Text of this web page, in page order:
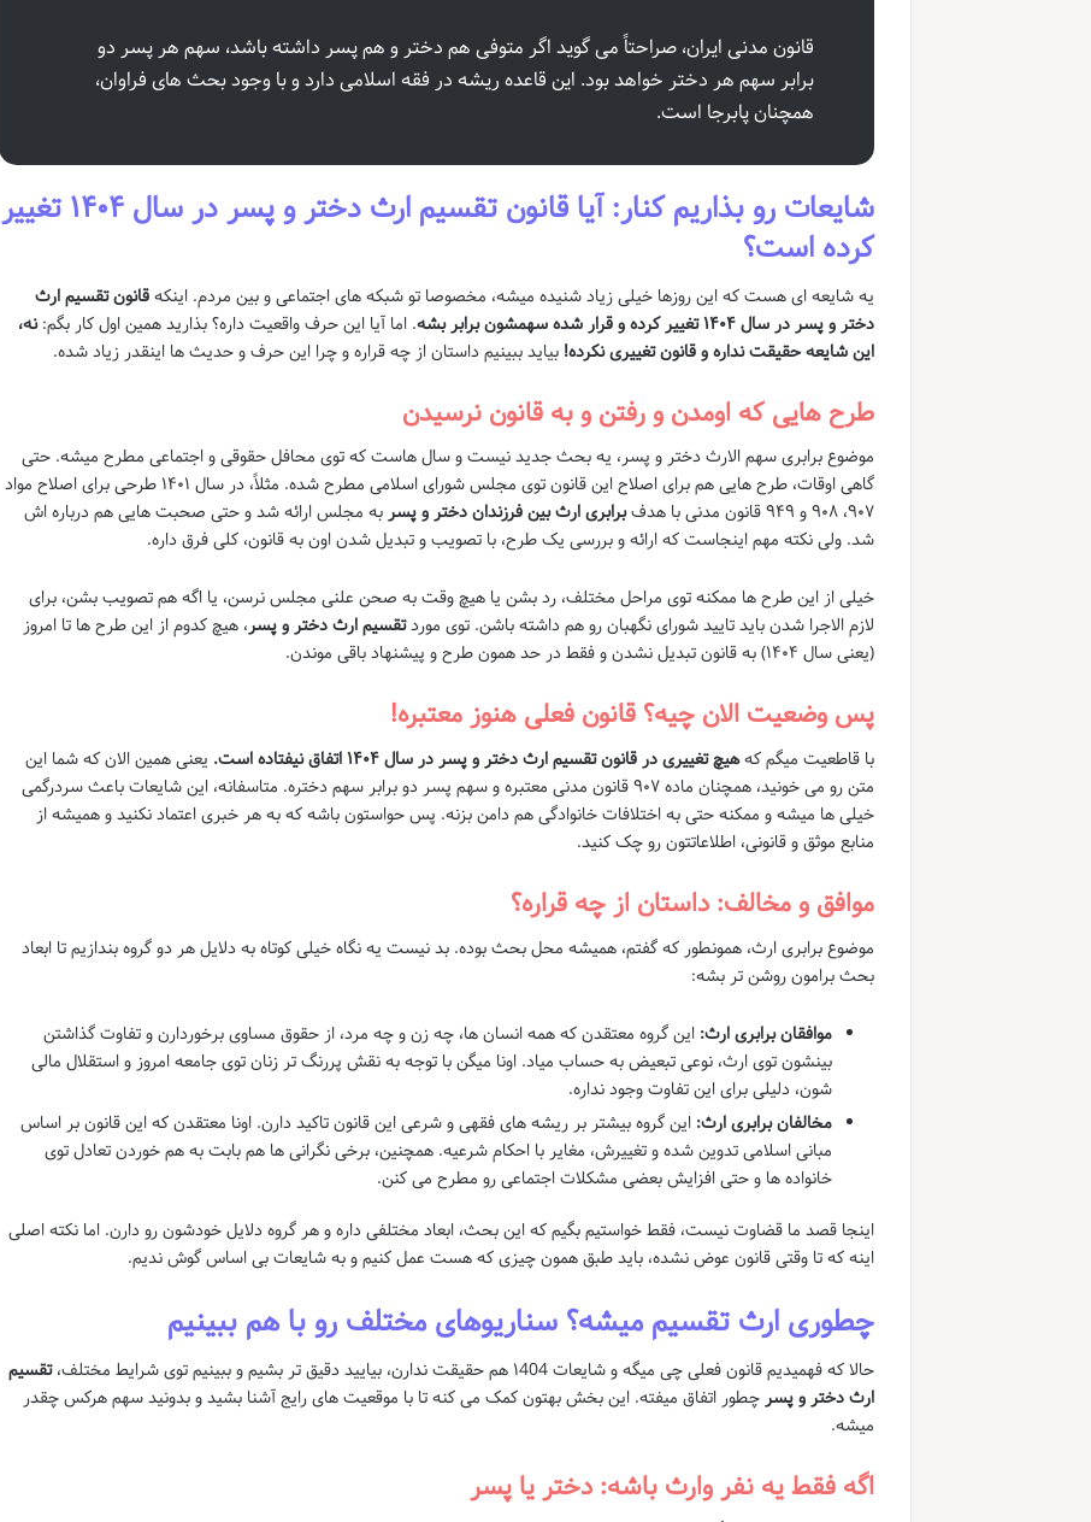
قانون مدنی ایران، صراحتاً می گوید اگر متوفی هم دختر و هم پسر داشته باشد، سهم هر پسر دو
برابر سهم هر دختر خواهد بود. این قاعده ریشه در فقه اسلامی دارد و با وجود بحث های فراوان،
همچنان پابرجا است.
شایعات رو بذاریم کنار: آیا قانون تقسیم ارث دختر و پسر در سال ۱۴۰۴ تغییر
کرده است؟
یه شایعه ای هست که این روزها خیلی زیاد شنیده میشه، مخصوصا تو شبکه های اجتماعی و بین مردم. اینکهقانون تقسیم ارث
دختر و پسر در سال ۱۴۰۴ تغییر کرده و قرار شده سهمشون برابر بشه
. اما آیا این حرف واقعیت داره؟ بذارید همین اول کار بگم:نه،
این شایعه حقیقت نداره و قانون تغییری نکرده! بیاید ببینیم داستان از چه قراره و چرا این حرف و حدیث ها اینقدر زیاد شده.
طرح هایی که اومدن و رفتن و به قانون نرسیدن
موضوع برابری سهم الارث دختر و پسر، یه بحث جدید نیست و سال هاست که توی محافل حقوقی و اجتماعی مطرح میشه. حتی
گاهی اوقات، طرح هایی هم برای اصلاح این قانون توی مجلس شورای اسلامی مطرح شده. مثلاً، در سال ۱۴۰۱ طرحی برای اصلاح مواد
۹۰۷، ۹۰۸ و ۹۴۹ قانون مدنی با هدف
برابری ارث بین فرزندان دختر و پسر به مجلس ارائه شد و حتی صحبت هایی هم درباره اش
شد. ولی نکته مهم اینجاست که ارائه و بررسی یک طرح، با تصویب و تبدیل شدن اون به قانون، کلی فرق داره.
خیلی از این طرح ها ممکنه توی مراحل مختلف، رد بشن یا هیچ وقت به صحن علنی مجلس نرسن، یا اگه هم تصویب بشن، برای
لازم الاجرا شدن باید تایید شورای نگهبان رو هم داشته باشن. توی موردتقسیم ارث دختر و پسر، هیچ کدوم از این طرح ها تا امروز
(یعنی سال ۱۴۰۴) به قانون تبدیل نشدن و فقط در حد همون طرح و پیشنهاد باقی موندن.
پس وضعیت الان چیه؟ قانون فعلی هنوز معتبره!
با قاطعیت میگم کههیچ تغییری در قانون تقسیم ارث دختر و پسر در سال ۱۴۰۴ اتفاق نیفتاده است.
یعنی همین الان که شما این
متن رو می خونید، همچنان ماده ۹۰۷ قانون مدنی معتبره و سهم پسر دو برابر سهم دختره. متاسفانه، این شایعات باعث سردرگمی
خیلی ها میشه و ممکنه حتی به اختلافات خانوادگی هم دامن بزنه. پس حواستون باشه که به هر خبری اعتماد نکنید و همیشه از
منابع موثق و قانونی، اطلاعاتتون رو چک کنید.
موافق و مخالف: داستان از چه قراره؟
موضوع برابری ارث، همونطور که گفتم، همیشه محل بحث بوده. بد نیست یه نگاه خیلی کوتاه به دلایل هر دو گروه بندازیم تا ابعاد
بحث برامون روشن تر بشه:
موافقان برابری ارث: این گروه معتقدن که همه انسان ها، چه زن و چه مرد، از حقوق مساوی برخوردارن و تفاوت گذاشتن
بینشون توی ارث، نوعی تبعیض به حساب میاد. اونا میگن با توجه به نقش پررنگ تر زنان توی جامعه امروز و استقلال مالی
شون، دلیلی برای این تفاوت وجود نداره.
مخالفان برابری ارث: این گروه بیشتر بر ریشه های فقهی و شرعی این قانون تاکید دارن. اونا معتقدن که این قانون بر اساس
مبانی اسلامی تدوین شده و تغییرش، مغایر با احکام شرعیه. همچنین، برخی نگرانی ها هم بابت به هم خوردن تعادل توی
خانواده ها و حتی افزایش بعضی مشکلات اجتماعی رو مطرح می کنن.
اینجا قصد ما قضاوت نیست، فقط خواستیم بگیم که این بحث، ابعاد مختلفی داره و هر گروه دلایل خودشون رو دارن. اما نکته اصلی
اینه که تا وقتی قانون عوض نشده، باید طبق همون چیزی که هست عمل کنیم و به شایعات بی اساس گوش ندیم.
چطوری ارث تقسیم میشه؟ سناریوهای مختلف رو با هم ببینیم
حالا که فهمیدیم قانون فعلی چی میگه و شایعات ۱404 هم حقیقت ندارن، بیایید دقیق تر بشیم و ببینیم توی شرایط مختلف،
تقسیم
ارث دختر و پسر چطور اتفاق میفته. این بخش بهتون کمک می کنه تا با موقعیت های رایج آشنا بشید و بدونید سهم هرکس چقدر
میشه.
اگه فقط یه نفر وارث باشه: دختر یا پسر